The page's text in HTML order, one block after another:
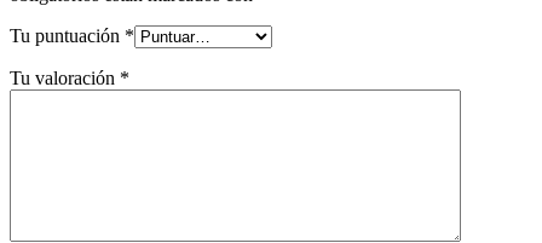
Tu puntuación *
Tu valoración *